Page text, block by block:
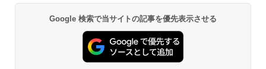
Google 検索で当サイトの記事を優先表示させる